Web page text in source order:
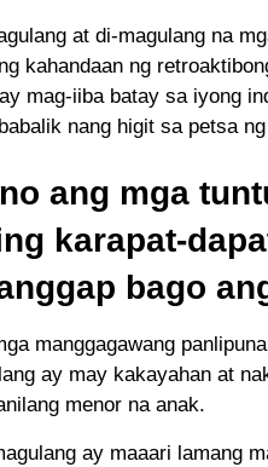
at di-magulang na
kahandaan ng
mag-iiba batay sa iyong
nang higit sa petsa
ang mga
karapat-
bago
manggagawang
ay may kakayahan at
menor na anak.
ay maaari lamang